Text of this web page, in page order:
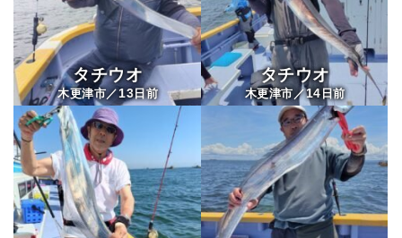
タチウオ
木更津市／13日前
タチウオ
木更津市／14日前